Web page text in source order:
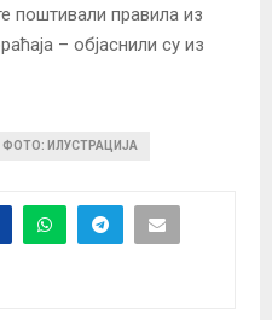
поштивали правила из
– објаснили су из
ФОТО: ИЛУСТРАЦИЈА